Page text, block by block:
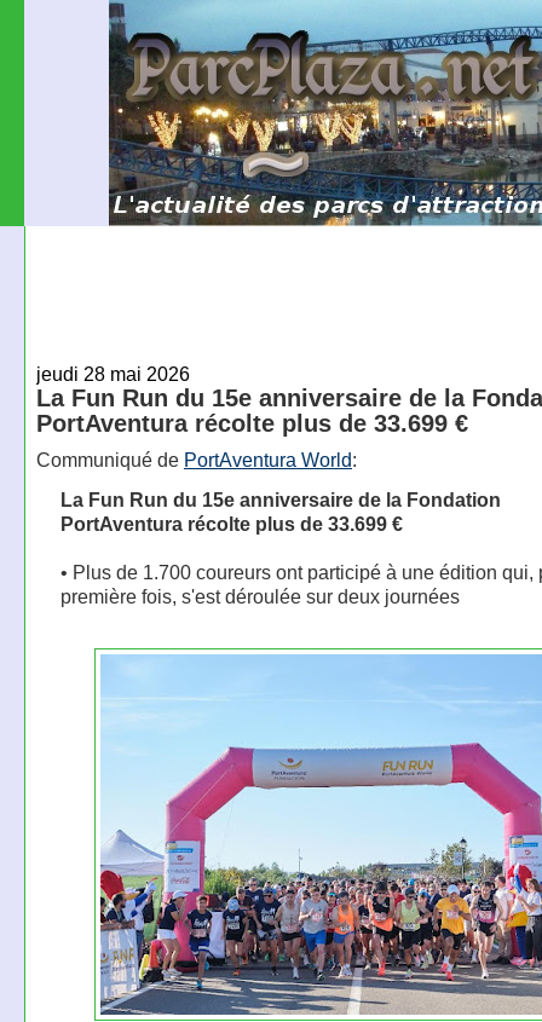
jeudi 28 mai 2026
La Fun Run du 15e anniversaire de la
PortAventura récolte plus de 33.699 €
Communiqué de PortAventura World:
La Fun Run du 15e anniversaire de la Fondation
PortAventura récolte plus de 33.699 €
• Plus de 1.700 coureurs ont participé à une édition qui,
première fois, s'est déroulée sur deux journées